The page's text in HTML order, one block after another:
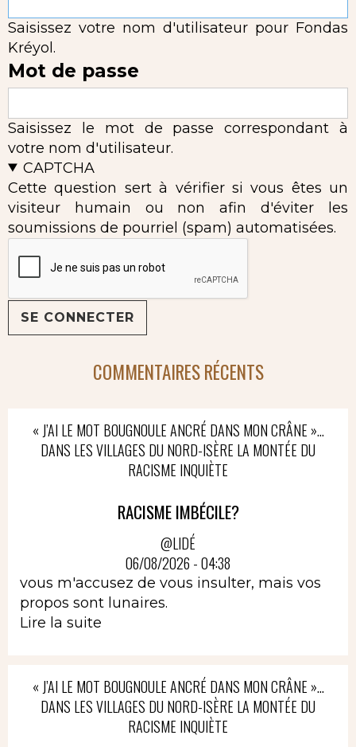
Saisissez votre nom d'utilisateur pour Fondas
Kréyol.
Mot de passe
Saisissez le mot de passe correspondant à
votre nom d'utilisateur.
CAPTCHA
Cette question sert à vérifier si vous êtes un
visiteur humain ou non afin d'éviter les
soumissions de pourriel (spam) automatisées.
COMMENTAIRES RÉCENTS
« J’AI LE MOT BOUGNOULE ANCRÉ DANS MON CRÂNE »…
DANS LES VILLAGES DU NORD-ISÈRE LA MONTÉE DU
RACISME INQUIÈTE
RACISME IMBÉCILE?
@LIDÉ
06/08/2026 - 04:38
vous m'accusez de vous insulter, mais vos
propos sont lunaires.
Lire la suite
« J’AI LE MOT BOUGNOULE ANCRÉ DANS MON CRÂNE »…
DANS LES VILLAGES DU NORD-ISÈRE LA MONTÉE DU
RACISME INQUIÈTE